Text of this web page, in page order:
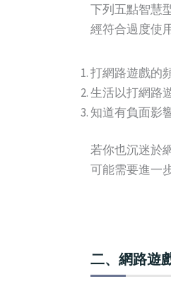
下列五點智慧
經符合過度使
打網路遊戲的
生活以打網路
知道有負面影
若你也沉迷於
可能需要進一
二、網路遊